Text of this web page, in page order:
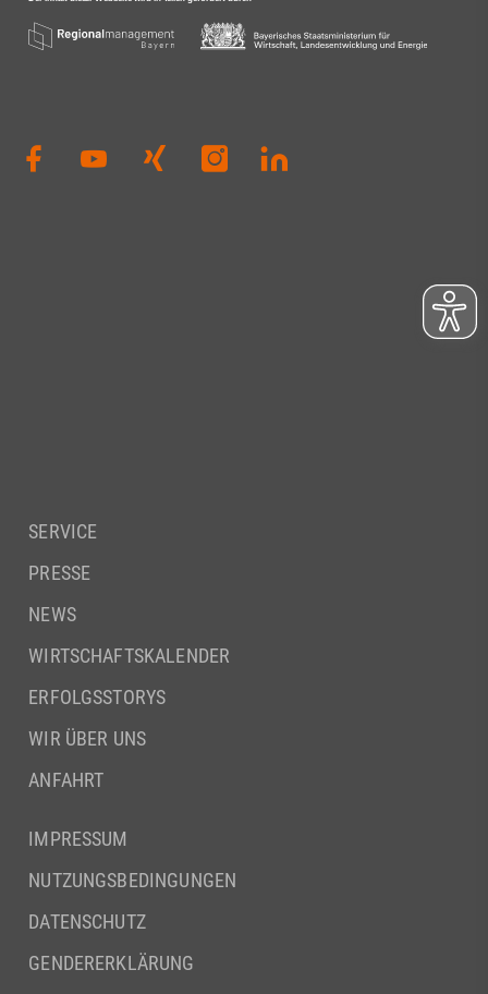
SERVICE
PRESSE
NEWS
WIRTSCHAFTSKALENDER
ERFOLGSSTORYS
WIR ÜBER UNS
ANFAHRT
IMPRESSUM
NUTZUNGSBEDINGUNGEN
DATENSCHUTZ
GENDERERKLÄRUNG